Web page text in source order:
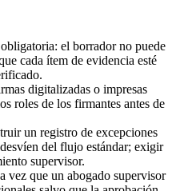
el borrador no puede
cada ítem de evidencia esté
digitalizadas o impresas
roles de los firmantes antes de
un registro de excepciones
del flujo estándar; exigir
supervisor.
vez que un abogado supervisor